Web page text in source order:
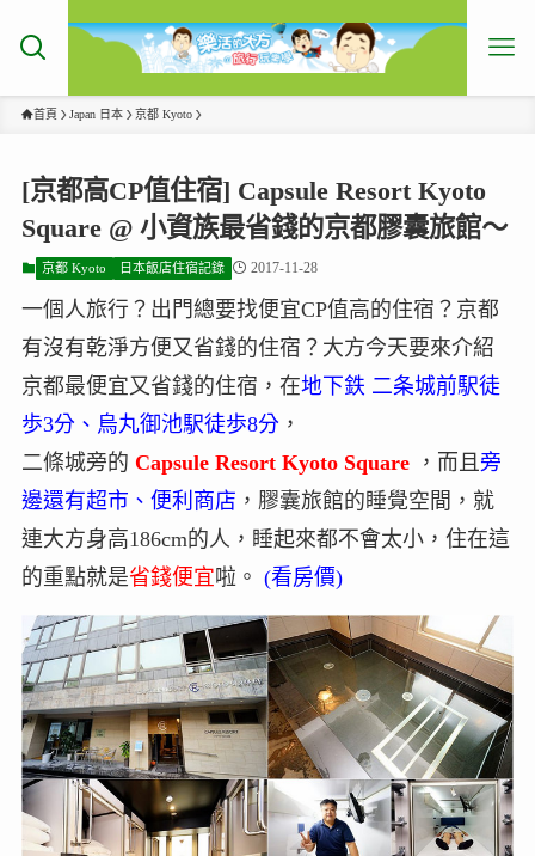
首頁 Japan 日本 京都 Kyoto
[京都高CP值住宿] Capsule Resort Kyoto
Square @ 小資族最省錢的京都膠囊旅館～
京都 Kyoto 日本飯店住宿記錄 2017-11-28
一個人旅行？出門總要找便宜CP值高的住宿？京都
有沒有乾淨方便又省錢的住宿？大方今天要來介紹
京都最便宜又省錢的住宿，在地下鉄 二条城前駅徒
歩3分、烏丸御池駅徒歩8分 ，
二條城旁的 Capsule Resort Kyoto Square ，而且旁
邊還有超市、便利商店 ，膠囊旅館的睡覺空間，就
連大方身高186cm的人，睡起來都不會太小，住在這
的重點就是省錢便宜啦。 (看房價)